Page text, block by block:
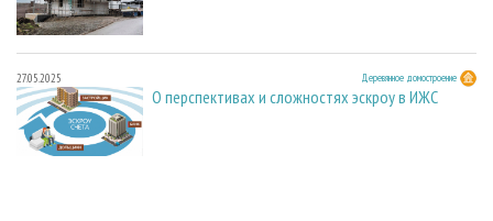
27.05.2025 Деревянное домостроение
О перспективах и сложностях эскроу в ИЖС